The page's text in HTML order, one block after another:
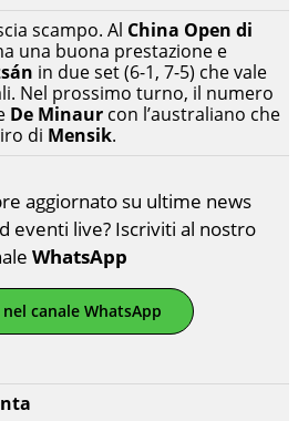
scampo. Al China Open di
una buona prestazione e
in due set (6-1, 7-5) che vale
Nel prossimo turno, il numero
De Minaur con l’australiano che
di Mensik.
aggiornato su ultime news
eventi live? Iscriviti al nostro
WhatsApp
canale WhatsApp